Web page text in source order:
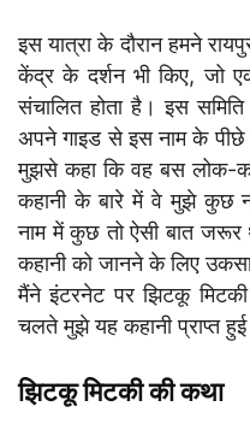
इस यात्रा के दौरान हमने
केंद्र के दर्शन भी किए, जो एक
संचालित होता है। इस
अपने गाइड से इस नाम के पीछे
मुझसे कहा कि वह बस लोक-
कहानी के बारे में वे मुझे कुछ
नाम में कुछ तो ऐसी बात जरूर
कहानी को जानने के लिए
मैंने इंटरनेट पर झिटकू
चलते मुझे यह कहानी प्राप्त
झिटकू मिटकी की कथा